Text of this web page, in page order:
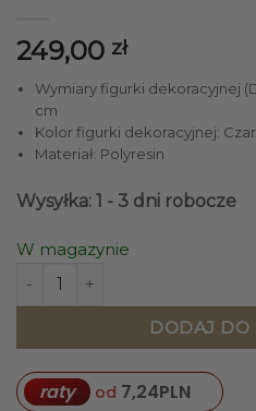
249,00 zł
Wymiary figurki dekoracyjnej
cm
Kolor figurki dekoracyjnej:
Materiał: Polyresin
Wysyłka: 1 - 3 dni robocze
W magazynie
ilość FIGURKA
DODAJ DO
raty od 7,24PLN